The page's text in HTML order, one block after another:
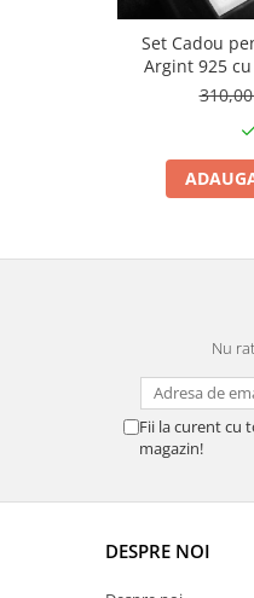
Set Cadou
Argint 925
placat cu
Nu
Fii la curent cu
magazin!
DESPRE NOI